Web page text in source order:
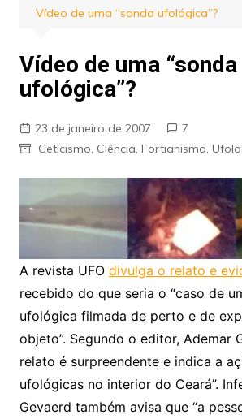
Vídeo de uma “sonda ufológica”?
Vídeo de uma “sonda
ufológica”?
23 de janeiro de 2007
7
Ceticismo Ciência Fortianismo
A revista UFO divulga o relato e
recebido do que seria o “caso de
ufológica filmada de perto e de
objeto”. Segundo o editor, Ademar
relato é surpreendente e indica a
ufológicas no interior do Ceará”.
Gevaerd também avisa que “a